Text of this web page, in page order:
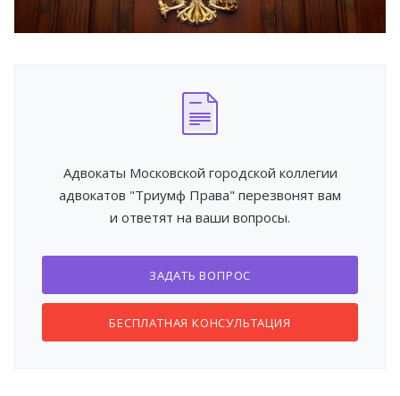
Адвокаты Московской городской коллегии
адвокатов "Триумф Права" перезвонят вам
и ответят на ваши вопросы.
ЗАДАТЬ ВОПРОС
БЕСПЛАТНАЯ КОНСУЛЬТАЦИЯ